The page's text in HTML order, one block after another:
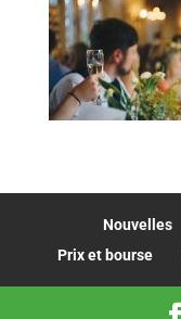
Nouvelles
Prix et bourse